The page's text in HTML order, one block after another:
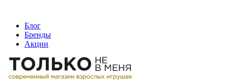
Блог
Бренды
Акции